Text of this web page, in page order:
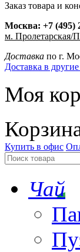
Заказ товара и
Москва: +7 (495)
м. Пролетарская/
Доставка по г.
Доставка в
Моя
Купить в офис
Чай